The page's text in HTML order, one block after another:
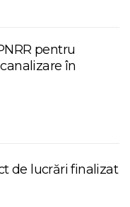
pentru
în
de lucrări finalizat